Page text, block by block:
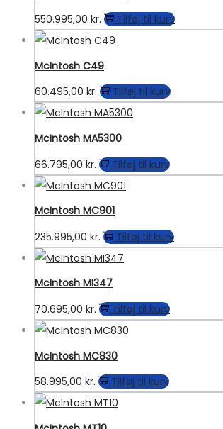
550.995,00 kr. Tilføj til kurv
McIntosh C49
60.495,00 kr. Tilføj til kurv
McIntosh MA5300
66.795,00 kr. Tilføj til kurv
McIntosh MC901
235.995,00 kr. Tilføj til kurv
McIntosh MI347
70.695,00 kr. Tilføj til kurv
McIntosh MC830
58.995,00 kr. Tilføj til kurv